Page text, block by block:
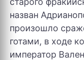
назван
произошло
готами, в ходе
император